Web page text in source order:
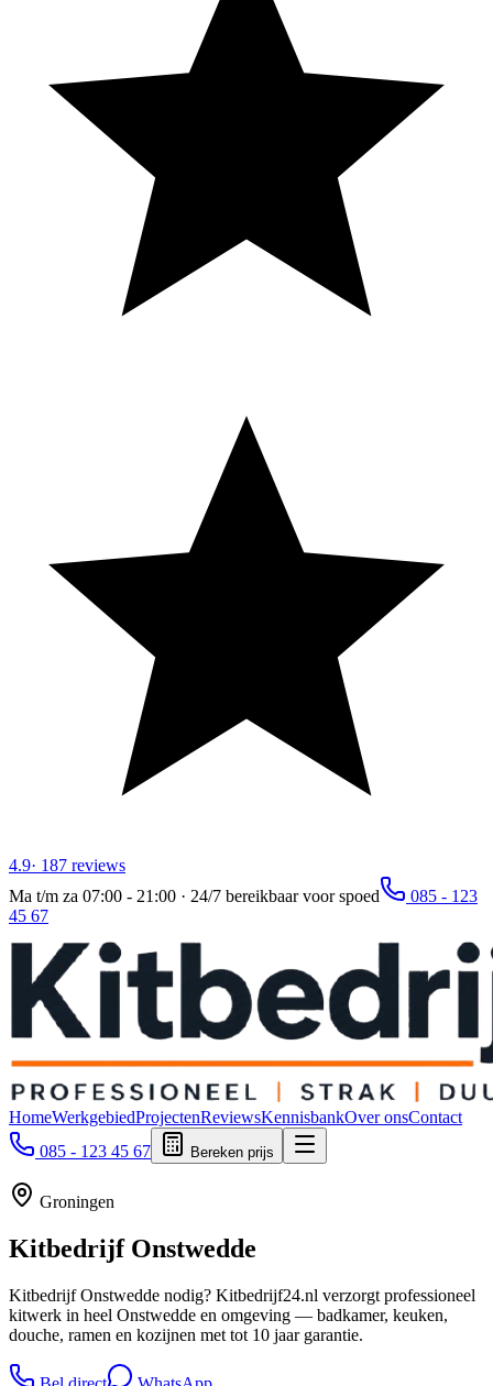
4.9· 187 reviews
Ma t/m za 07:00 - 21:00 · 24/7 bereikbaar voor spoed
085 - 123
45 67
HomeWerkgebiedProjectenReviewsKennisbankOver onsContact
085 - 123 45 67
Bereken prijs
Groningen
Kitbedrijf Onstwedde
Kitbedrijf Onstwedde nodig? Kitbedrijf24.nl verzorgt professioneel
kitwerk in heel Onstwedde en omgeving — badkamer, keuken,
douche, ramen en kozijnen met tot 10 jaar garantie.